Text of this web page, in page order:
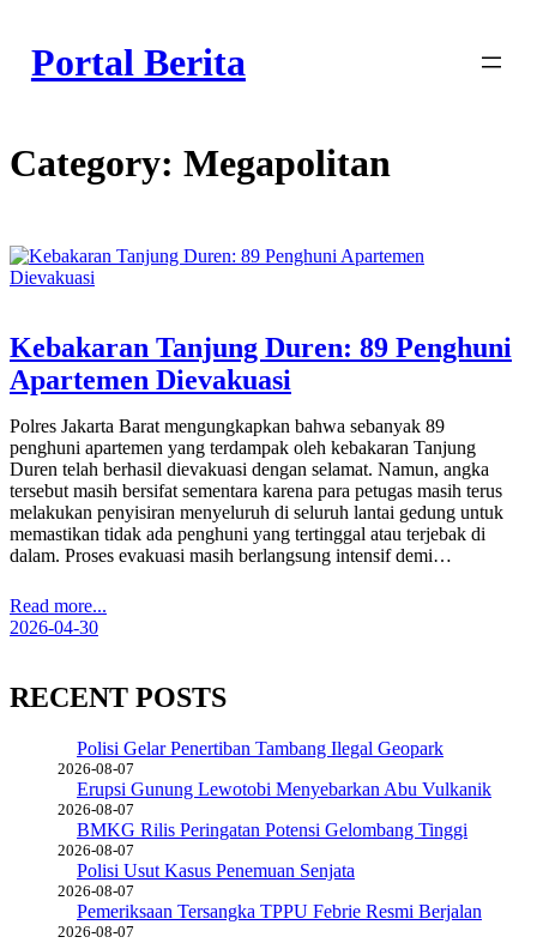
content
Portal Berita
Category: Megapolitan
Kebakaran Tanjung Duren: 89 Penghuni
Apartemen Dievakuasi
Polres Jakarta Barat mengungkapkan bahwa sebanyak 89
penghuni apartemen yang terdampak oleh kebakaran Tanjung
Duren telah berhasil dievakuasi dengan selamat. Namun, angka
tersebut masih bersifat sementara karena para petugas masih terus
melakukan penyisiran menyeluruh di seluruh lantai gedung untuk
memastikan tidak ada penghuni yang tertinggal atau terjebak di
dalam. Proses evakuasi masih berlangsung intensif demi…
Read more...
2026-04-30
RECENT POSTS
Polisi Gelar Penertiban Tambang Ilegal Geopark
2026-08-07
Erupsi Gunung Lewotobi Menyebarkan Abu Vulkanik
2026-08-07
BMKG Rilis Peringatan Potensi Gelombang Tinggi
2026-08-07
Polisi Usut Kasus Penemuan Senjata
2026-08-07
Pemeriksaan Tersangka TPPU Febrie Resmi Berjalan
2026-08-07